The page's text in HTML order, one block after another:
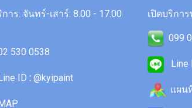
การ: จันทร์-เสาร์: 8.00 - 17.00
530 0538
Line ID : @kyipaint
MAP
เปิดบริกา
099
Line
แผน